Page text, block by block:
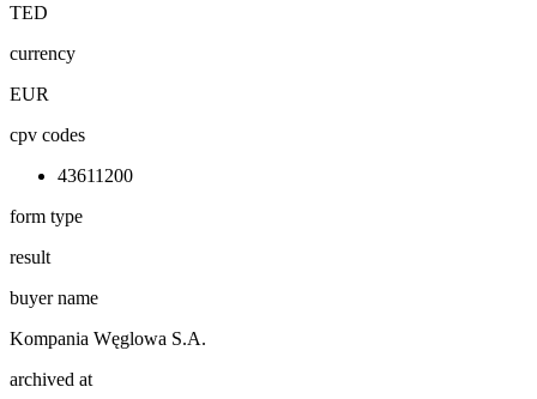
TED
currency
EUR
cpv codes
43611200
form type
result
buyer name
Kompania Węglowa S.A.
archived at